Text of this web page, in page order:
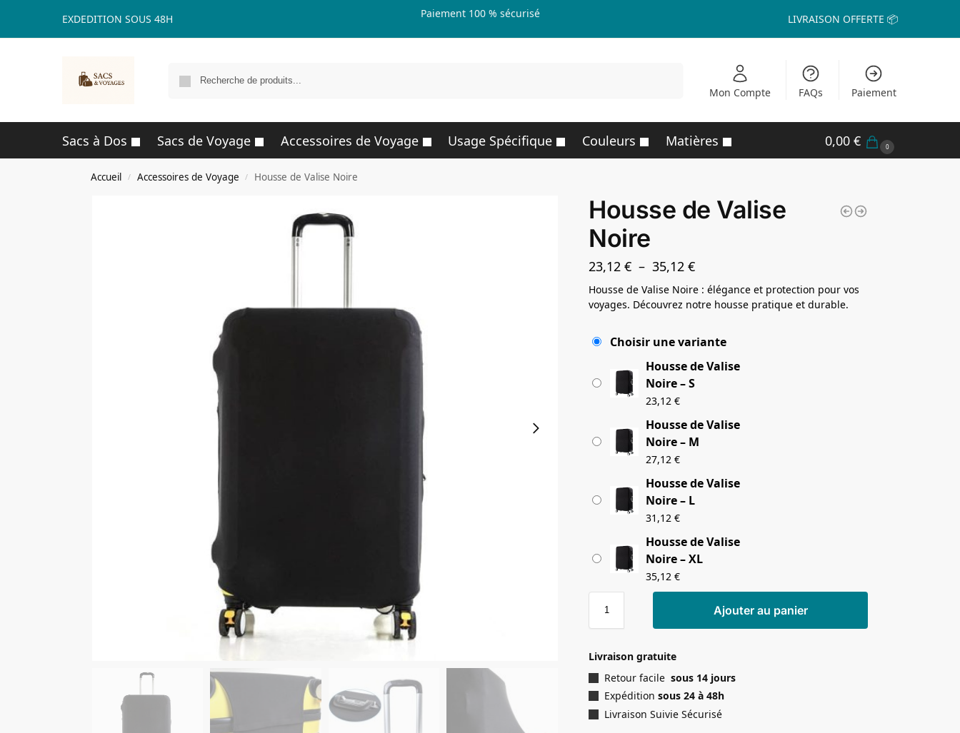
EXDEDITION SOUS 48H Paiement 100 % sécurisé LIVRAISON OFFERTE 📦
Mon Compte FAQs Paiement
Sacs à Dos Sacs de Voyage Accessoires de Voyage Usage Spécifique Couleurs Matières 0,00 € 0
Accueil / Accessoires de Voyage / Housse de Valise Noire
Housse de Valise
Noire
23,12€ – 35,12€
Housse de Valise Noire : élégance et protection pour vos
voyages. Découvrez notre housse pratique et durable.
Choisir une variante
Housse de Valise
Noire – S
23,12€
Housse de Valise
Noire – M
27,12€
Housse de Valise
Noire – L
31,12€
Housse de Valise
Noire – XL
35,12€
Ajouter au panier
Livraison gratuite
Retour facilesous 14 jours
Expédition sous 24 à 48h
Livraison Suivie Sécurisé